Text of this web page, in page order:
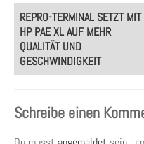
Post
navigation
REPRO-TERMINAL SETZT MIT
HP PAE XL AUF MEHR
QUALITÄT UND
GESCHWINDIGKEIT
Schreibe einen